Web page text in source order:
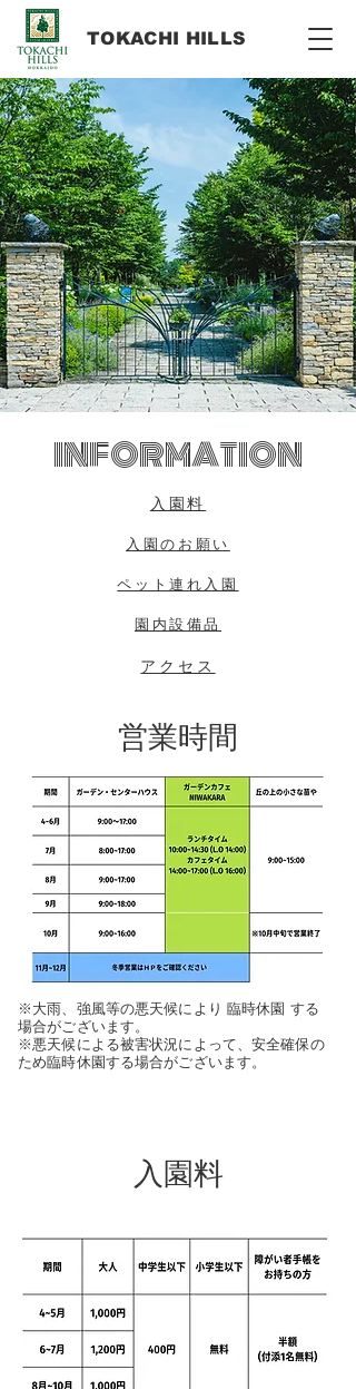
​TOKACHI HILLS
INFORMATION
​入園料
入園のお願い
ペット連れ入園
園内設備品
アクセス
営業時間
※大雨、強風等の悪天候により 臨時休園 する
場合がございます。
※悪天候による被害状況によって、安全確保の
ため臨時休園する場合がございます。
入園料